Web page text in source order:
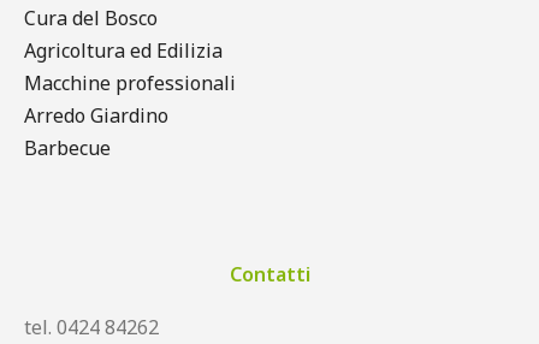
Cura del Bosco
Agricoltura ed Edilizia
Macchine professionali
Arredo Giardino
Barbecue
Contatti
tel. 0424 84262